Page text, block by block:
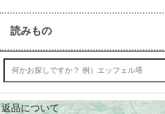
読みもの
返品について